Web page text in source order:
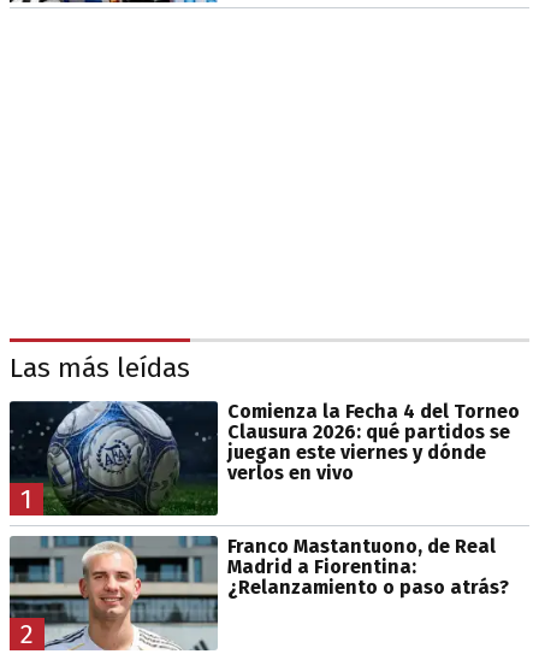
Las más leídas
1
Comienza la Fecha 4 del Torneo
Clausura 2026: qué partidos se
juegan este viernes y dónde
verlos en vivo
2
Franco Mastantuono, de Real
Madrid a Fiorentina:
¿Relanzamiento o paso atrás?